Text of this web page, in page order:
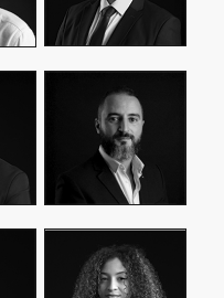
KARIM BENKIRAN
CHIEF CREATIVE
OFFICER
SAMI SABER
MEDIA RELATIONS
DIRECTOR